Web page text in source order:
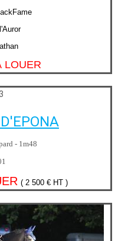
LOUER
- 1m48
( 2 500 € HT )